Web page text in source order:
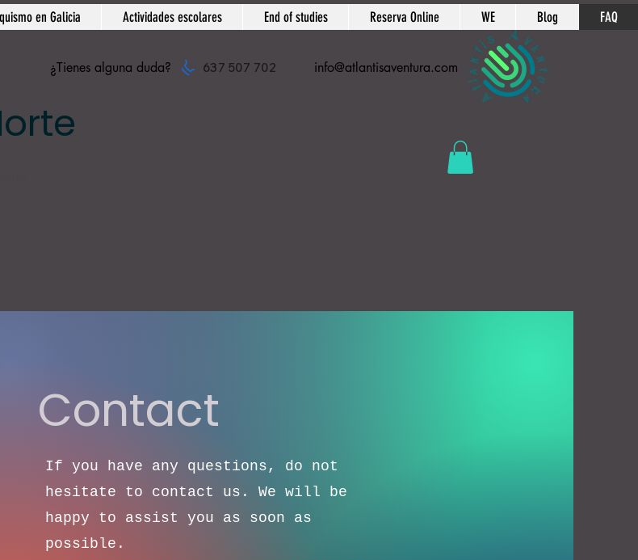
en Galicia Actividades escolares End of studies Reserva Online WE Blog FAQ
637 507 702
¿Tienes alguna duda? info@atlantisaventura.com
Contact
If you have any questions, do not
hesitate to contact us. We will be
happy to assist you as soon as
possible.